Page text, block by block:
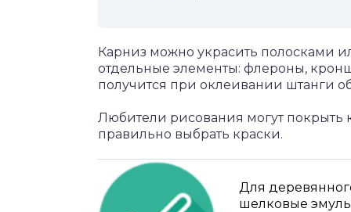
Карниз можно украсить полосками
отдельные элементы: флероны,
получится при оклеивании штанги
Любители рисования могут покрыть
правильно выбрать краски.
Для
шелковые